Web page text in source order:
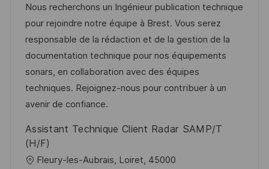
a
l
i
s
a
t
i
n
e
d
’
a
f
f
h
f
é
r
e
n
c
e
u
t
é
g
o
r
i
Nous recherchons un Ingénieur publication technique
pour rejoindre notre équipe à Brest. Vous serez
responsable de la rédaction et de la gestion de la
documentation technique pour nos équipements
sonars, en collaboration avec des équipes
techniques. Rejoignez-nous pour contribuer à un
avenir de confiance.
Assistant Technique Client Radar SAMP/T
(H/F)
Fleury-les-Aubrais, Loiret, 45000